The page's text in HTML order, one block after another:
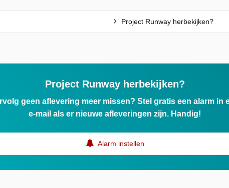
Project Runway herbekijken?
Project Runway herbekijken?
geen aflevering meer missen? Stel gratis een alarm in
e-mail als er nieuwe afleveringen zijn. Handig!
Alarm instellen